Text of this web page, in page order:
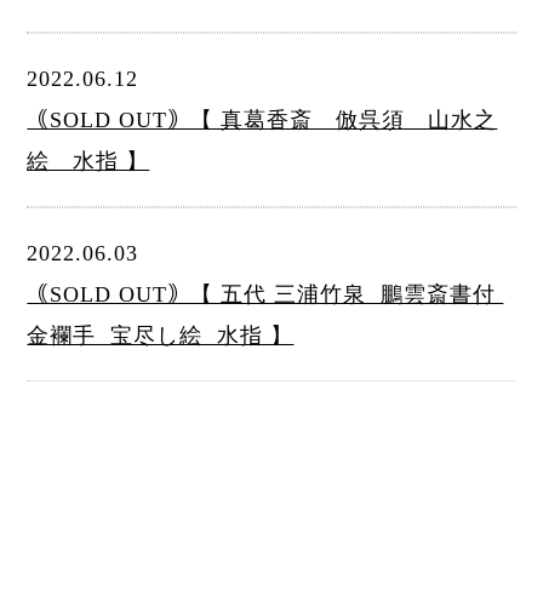
2022.06.12
｟SOLD OUT｠【 真葛香斎 倣呉須 山水之
絵 水指 】
2022.06.03
｟SOLD OUT｠【 五代 三浦竹泉 鵬雲斎書付
金襴手 宝尽し絵 水指 】